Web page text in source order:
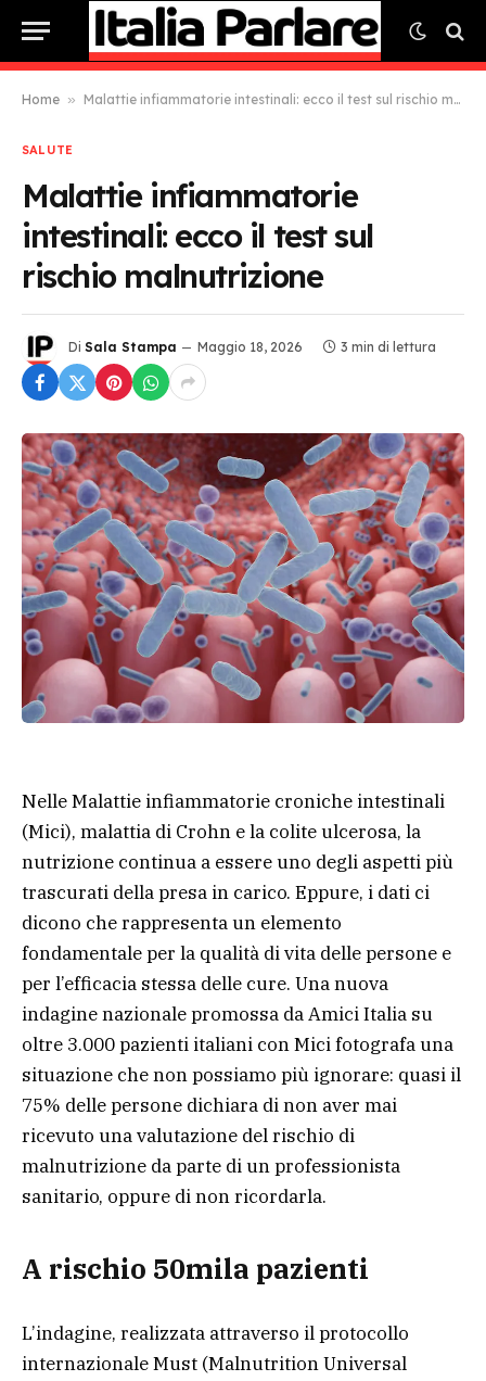
Home » Malattie infiammatorie intestinali: ecco il test sul rischio malnutrizione
SALUTE
Malattie infiammatorie
intestinali: ecco il test sul
rischio malnutrizione
Di Sala Stampa Maggio 18, 2026 3 min di lettura
Nelle Malattie infiammatorie croniche intestinali
(Mici), malattia di Crohn e la colite ulcerosa, la
nutrizione continua a essere uno degli aspetti più
trascurati della presa in carico. Eppure, i dati ci
dicono che rappresenta un elemento
fondamentale per la qualità di vita delle persone e
per l’efficacia stessa delle cure. Una nuova
indagine nazionale promossa da Amici Italia su
oltre 3.000 pazienti italiani con Mici fotografa una
situazione che non possiamo più ignorare: quasi il
75% delle persone dichiara di non aver mai
ricevuto una valutazione del rischio di
malnutrizione da parte di un professionista
sanitario, oppure di non ricordarla.
A rischio 50mila pazienti
L’indagine, realizzata attraverso il protocollo
internazionale Must (Malnutrition Universal